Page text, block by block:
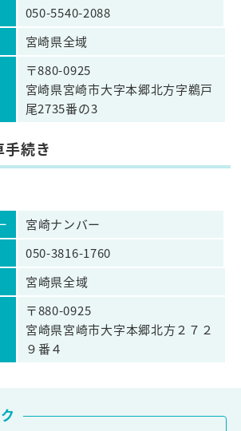
050-5540-2088
宮崎県全域
〒880-0925
宮崎県宮崎市大字本郷北方字鵜戸
尾2735番の3
続き
宮崎ナンバー
050-3816-1760
宮崎県全域
〒880-0925
宮崎県宮崎市大字本郷北方２７２
９番４